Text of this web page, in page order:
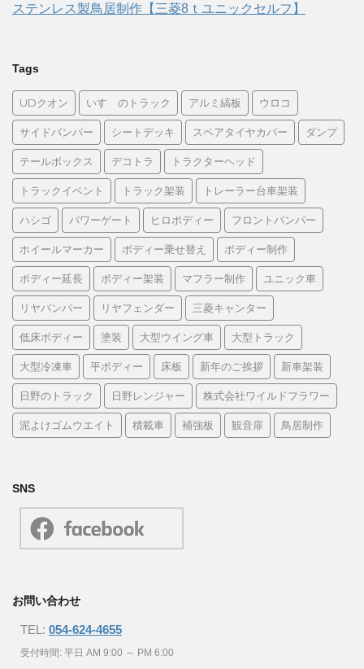
ステンレス製鳥居制作【三菱8ｔユニックセルフ】
Tags
UDクオン いすゞのトラック アルミ縞板 ウロコ
サイドバンパー シートデッキ スペアタイヤカバー ダンプ
テールボックス デコトラ トラクターヘッド
トラックイベント トラック架装 トレーラー台車架装
ハシゴ パワーゲート ヒロボディー フロントバンパー
ホイールマーカー ボディー乗せ替え ボディー制作
ボディー延長 ボディー架装 マフラー制作 ユニック車
リヤバンパー リヤフェンダー 三菱キャンター
低床ボディー 塗装 大型ウイング車 大型トラック
大型冷凍車 平ボディー 床板 新年のご挨拶 新車架装
日野のトラック 日野レンジャー 株式会社ワイルドフラワー
泥よけゴムウエイト 積載車 補強板 観音扉 鳥居制作
SNS
お問い合わせ
TEL: 054-624-4655
受付時間: 平日 AM 9:00 ～ PM 6:00